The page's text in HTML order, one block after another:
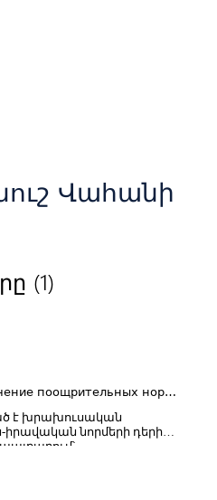
Վահանի
(1)
поощрительных норм
է խրախուսական
իրավական նորմերի դերին
վերլուծության
է այն
որոնք նախատեսված են